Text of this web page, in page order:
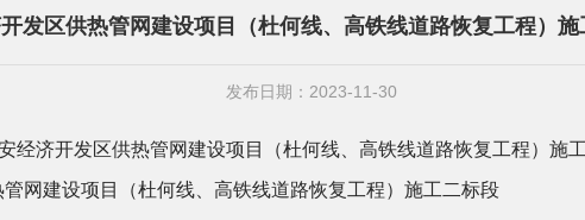
发区供热管网建设项目（杜何线、高铁线道路恢复工程）
发布日期：2023-11-30
经济开发区供热管网建设项目（杜何线、高铁线道路恢复工程）施
网建设项目（杜何线、高铁线道路恢复工程）施工 二标段